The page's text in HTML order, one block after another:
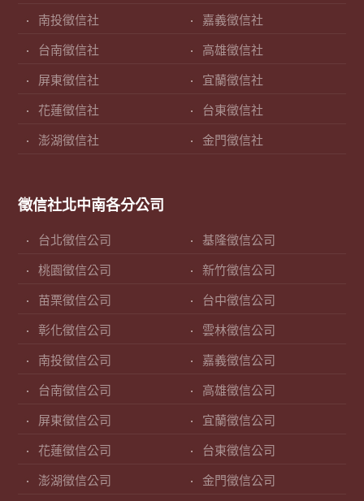
南投徵信社 嘉義徵信社
台南徵信社 高雄徵信社
屏東徵信社 宜蘭徵信社
花蓮徵信社 台東徵信社
澎湖徵信社 金門徵信社
徵信社北中南各分公司
台北徵信公司 基隆徵信公司
桃園徵信公司 新竹徵信公司
苗栗徵信公司 台中徵信公司
彰化徵信公司 雲林徵信公司
南投徵信公司 嘉義徵信公司
台南徵信公司 高雄徵信公司
屏東徵信公司 宜蘭徵信公司
花蓮徵信公司 台東徵信公司
澎湖徵信公司 金門徵信公司